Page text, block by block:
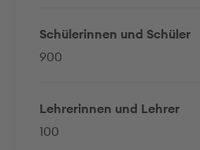
Schülerinnen und Schüler
900
Lehrerinnen und Lehrer
100